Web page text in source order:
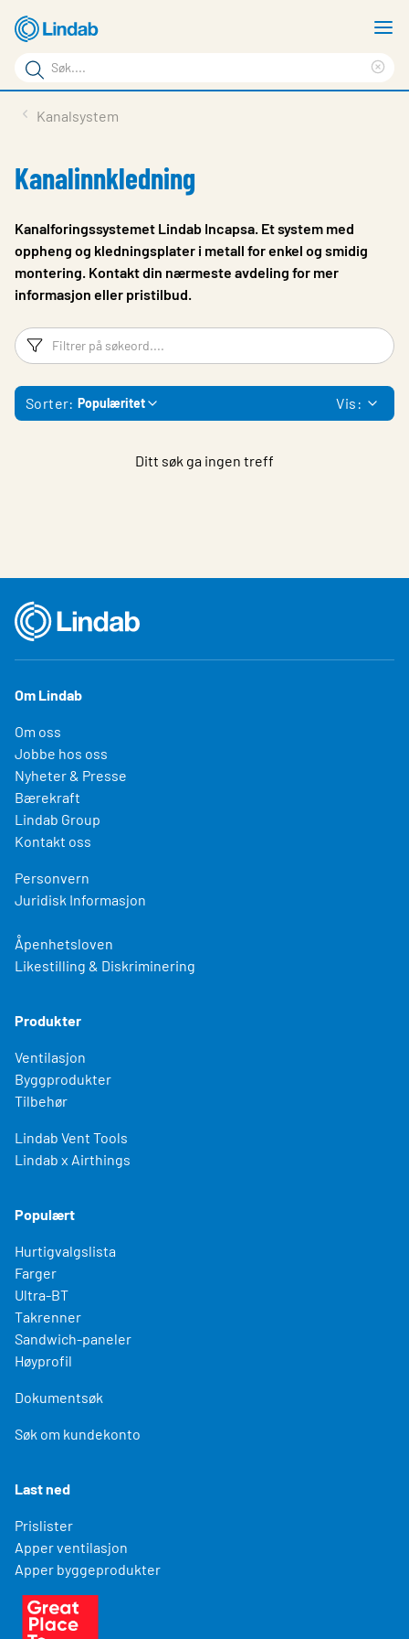
hovedinnhold
Søkeord
Søk
på
Last ned
Bærekraft
Kontakt oss
Logg inn
Kanalsystem
Kanalinnkledning
Kanalforingssystemet Lindab Incapsa. Et system med
oppheng og kledningsplater i metall for enkel og smidig
montering. Kontakt din nærmeste avdeling for mer
informasjon eller pristilbud.
Filtreringsord
Sorter: Populæritet Vis:
Ditt søk ga ingen treff
Om Lindab
Om oss
Jobbe hos oss
Nyheter & Presse
Bærekraft
Lindab Group
Kontakt oss
Personvern
Juridisk Informasjon
Åpenhetsloven
Likestilling & Diskriminering
Produkter
Ventilasjon
Byggprodukter
Tilbehør
Lindab Vent Tools
Lindab x Airthings
Populært
Hurtigvalgslista
Farger
Ultra-BT
Takrenner
Sandwich-paneler
Høyprofil
Dokumentsøk
Søk om kundekonto
Last ned
Prislister
Apper ventilasjon
Apper byggeprodukter